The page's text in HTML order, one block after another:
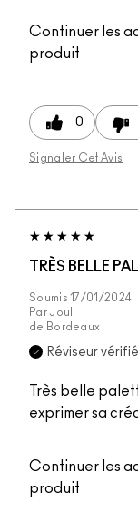
Continuer les
produit
0
Signaler Cet Avis
TRÈS BELLE
Soumis17/01/2024
Par Jouli
de Bordeaux
Réviseur vérifié
Très belle
exprimer sa
Continuer les
produit